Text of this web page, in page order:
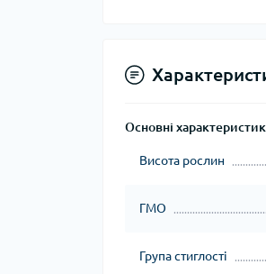
Основні
Висота рослин
ГМО
Група стиглості